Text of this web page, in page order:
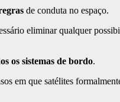
de conduta no espaço.
eliminar qualquer
os sistemas de bordo.
em que satélites